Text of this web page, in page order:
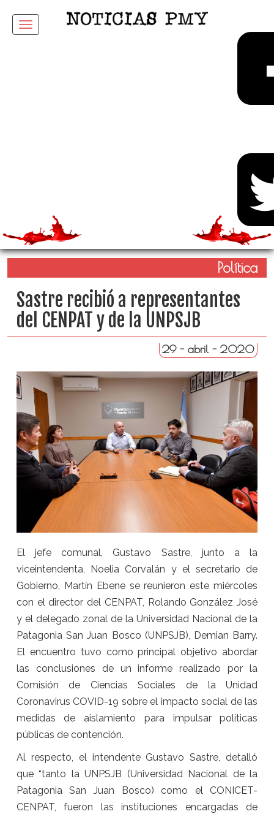
Menu
Política
Sastre recibió a representantes
del CENPAT y de la UNPSJB
29 - abril - 2020
El jefe comunal, Gustavo Sastre, junto a la
viceintendenta, Noelia Corvalán y el secretario de
Gobierno, Martín Ebene se reunieron este miércoles
con el director del CENPAT, Rolando González José
y el delegado zonal de la Universidad Nacional de la
Patagonia San Juan Bosco (UNPSJB), Demian Barry.
El encuentro tuvo como principal objetivo abordar
las conclusiones de un informe realizado por la
Comisión de Ciencias Sociales de la Unidad
Coronavirus COVID-19 sobre el impacto social de las
medidas de aislamiento para impulsar políticas
públicas de contención.
Al respecto, el intendente Gustavo Sastre, detalló
que “tanto la UNPSJB (Universidad Nacional de la
Patagonia San Juan Bosco) como el CONICET-
CENPAT, fueron las instituciones encargadas de